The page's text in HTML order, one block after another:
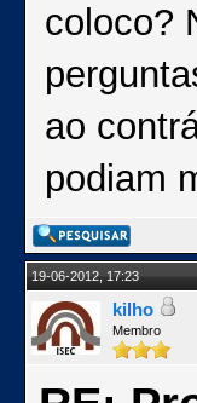
coloco?
ao
podiam
19-06-2012, 17:23
kilho
Membro